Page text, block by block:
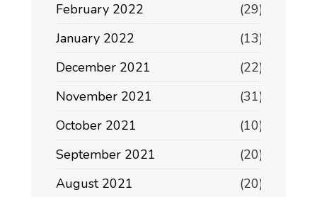
February 2022
(29)
January 2022
(13)
December 2021
(22)
November 2021
(31)
October 2021
(10)
September 2021
(20)
August 2021
(20)